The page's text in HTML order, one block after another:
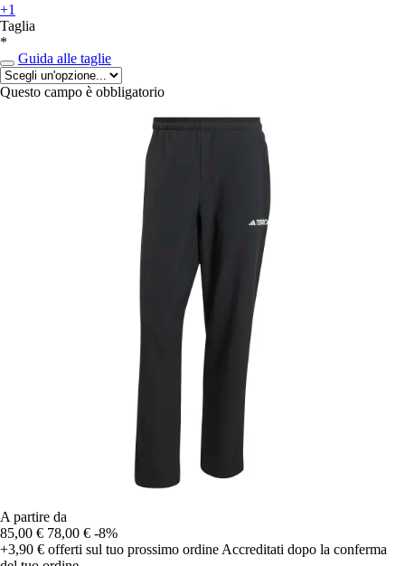
+1
Taglia
*
Guida alle taglie
Questo campo è obbligatorio
A partire da
85,00 € 78,00 € -8%
+3,90 € offerti sul tuo prossimo ordine Accreditati dopo la conferma